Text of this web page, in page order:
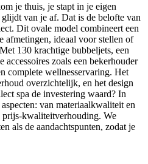
je thuis, je stapt in je eigen
van je af. Dat is de belofte van
Dit ovale model combineert een
afmetingen, ideaal voor stellen of
130 krachtige bubbeljets, een
accessoires zoals een bekerhouder
complete wellnesservaring. Het
overzichtelijk, en het design
spa de investering waard? In
van materiaalkwaliteit en
prijs-kwaliteitverhouding. We
als de aandachtspunten, zodat je